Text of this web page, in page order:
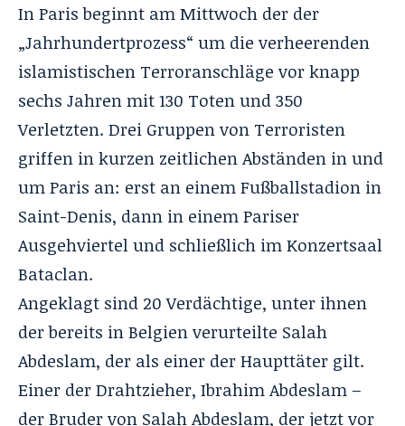
In Paris beginnt am Mittwoch der der
„Jahrhundertprozess“ um die verheerenden
islamistischen Terroranschläge vor knapp
sechs Jahren mit 130 Toten und 350
Verletzten. Drei Gruppen von Terroristen
griffen in kurzen zeitlichen Abständen in und
um Paris an: erst an einem Fußballstadion in
Saint-Denis, dann in einem Pariser
Ausgehviertel und schließlich im Konzertsaal
Bataclan.
Angeklagt sind 20 Verdächtige, unter ihnen
der bereits in Belgien verurteilte Salah
Abdeslam, der als einer der Haupttäter gilt.
Einer der Drahtzieher, Ibrahim Abdeslam –
der Bruder von Salah Abdeslam, der jetzt vor